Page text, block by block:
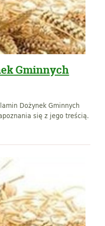
Gminnych
Dożynek Gminnych
się z jego treścią.